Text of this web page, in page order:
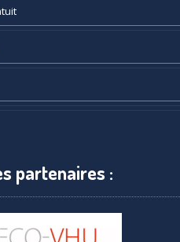
partenaires :